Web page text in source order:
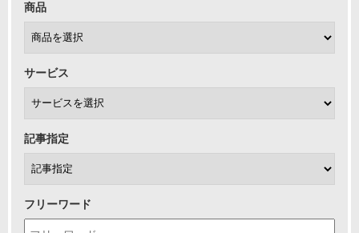
商品
サービス
記事指定
フリーワード